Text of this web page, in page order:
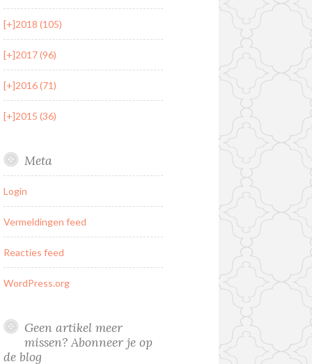
[+]2018 (105)
[+]2017 (96)
[+]2016 (71)
[+]2015 (36)
Meta
Login
Vermeldingen feed
Reacties feed
WordPress.org
Geen artikel meer
missen? Abonneer je op
de blog